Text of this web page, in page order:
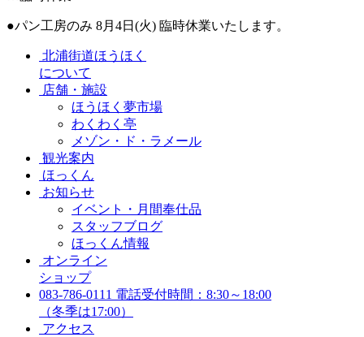
●パン工房のみ 8月4日(火) 臨時休業いたします。
北浦街道ほうほく
について
店舗・施設
ほうほく夢市場
わくわく亭
メゾン・ド・ラメール
観光案内
ほっくん
お知らせ
イベント・月間奉仕品
スタッフブログ
ほっくん情報
オンライン
ショップ
083-786-0111 電話受付時間：8:30～18:00
（冬季は17:00）
アクセス